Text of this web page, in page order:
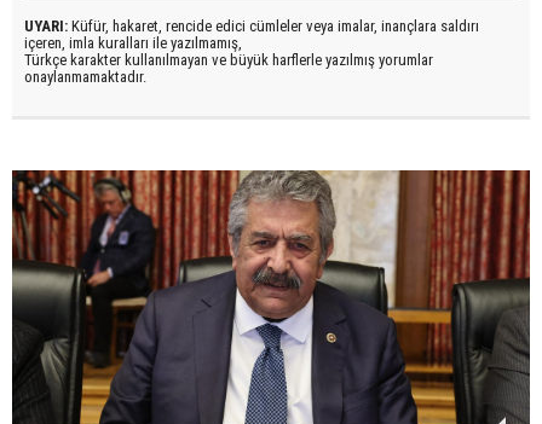
UYARI: Küfür, hakaret, rencide edici cümleler veya imalar, inançlara saldırı
içeren, imla kuralları ile yazılmamış,
Türkçe karakter kullanılmayan ve büyük harflerle yazılmış yorumlar
onaylanmamaktadır.